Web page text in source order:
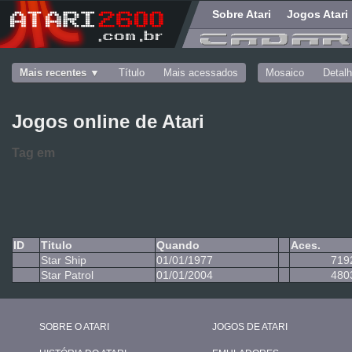
Sobre Atari Jogos Atari
Mais recentes Título Mais acessados Mosaico
Jogos online de Atari
Tag em
ID Titulo Quando
Aces.
Star Ship
01/01/1977
Star Patrol
01/01/2004
SOBRE O ATARI JOGOS DE ATARI